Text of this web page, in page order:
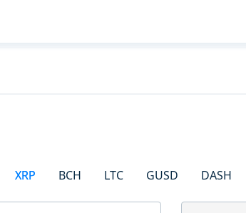
XRP BCH LTC GUSD DASH